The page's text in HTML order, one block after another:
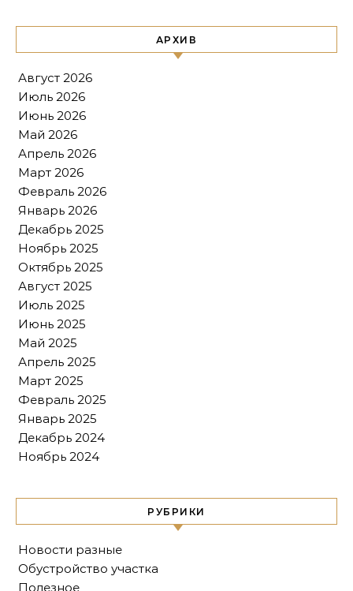
АРХИВ
Август 2026
Июль 2026
Июнь 2026
Май 2026
Апрель 2026
Март 2026
Февраль 2026
Январь 2026
Декабрь 2025
Ноябрь 2025
Октябрь 2025
Август 2025
Июль 2025
Июнь 2025
Май 2025
Апрель 2025
Март 2025
Февраль 2025
Январь 2025
Декабрь 2024
Ноябрь 2024
РУБРИКИ
Новости разные
Обустройство участка
Полезное